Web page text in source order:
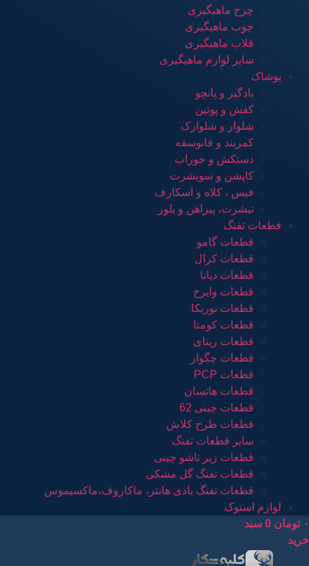
چرخ ماهیگیری
چوب ماهیگیری
قلاب ماهیگیری
سایر لوازم ماهیگیری
پوشاک
بادگیر و پانچو
کفش و پوتین
شلوار و شلوارک
کمربند و فانوسقه
دستکش و جوراب
کاپشن و سویشرت
فیس ، کلاه و اسکارف
تیشرت، پیراهن و بلوز
قطعات تفنگ
قطعات گامو
قطعات کرال
قطعات دیانا
قطعات وایرخ
قطعات نوریکا
قطعات کومتا
قطعات ریتای
قطعات جگوار
قطعات PCP
قطعات هاتسان
قطعات چینی 62
قطعات طرح کلاش
سایر قطعات تفنگ
قطعات زیر تاشو چینی
قطعات تفنگ گل مشکی
قطعات تفنگ بادی هانتر، ماکاروف،ماکسیموس
لوازم استوک
۰ تومان 0 سبد
خرید